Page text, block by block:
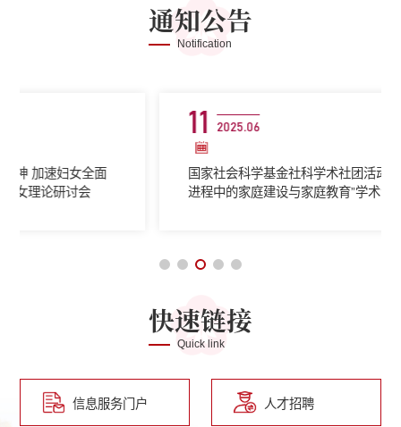
通知公告
Notification
国家社会科学基金社科学术社团活动“中国式现代化
进程中的家庭建设与家庭教育”学术活动通知
快速链接
Quick link
信息服务门户 人才招聘